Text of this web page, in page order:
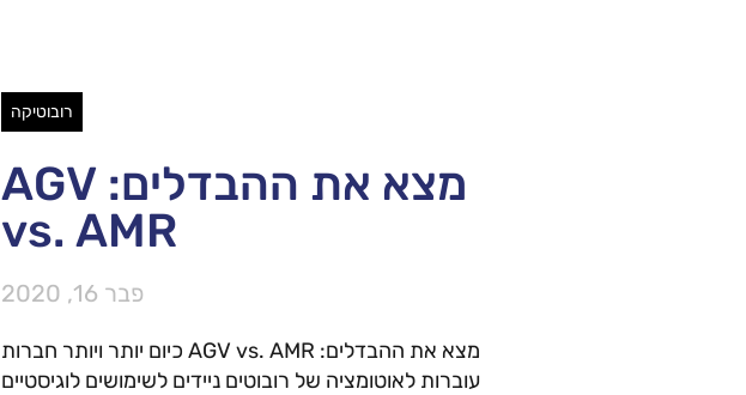
רובוטיקה
מצא את ההבדלים: AGV
vs. AMR
פבר 16, 2020
מצא את ההבדלים: AGV vs. AMR כיום יותר ויותר חברות
עוברות לאוטומציה של רובוטים ניידים לשימושים לוגיסטיים